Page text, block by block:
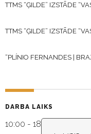
TTMS “ĢILDE” IZSTĀDE
TTMS “ĢILDE” IZSTĀDE
“PLÍNIO FERNANDES |
DARBA LAIKS
10:00 - 18:30